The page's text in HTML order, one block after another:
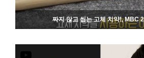
짜지 않고 씹는 고체 치약!, MBC